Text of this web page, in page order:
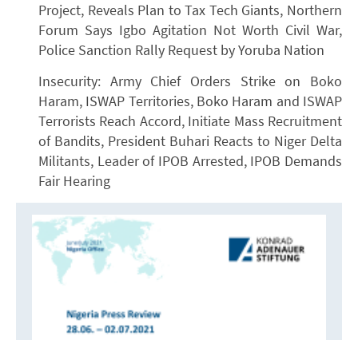
Project, Reveals Plan to Tax Tech Giants, Northern
Forum Says Igbo Agitation Not Worth Civil War,
Police Sanction Rally Request by Yoruba Nation
Insecurity: Army Chief Orders Strike on Boko
Haram, ISWAP Territories, Boko Haram and ISWAP
Terrorists Reach Accord, Initiate Mass Recruitment
of Bandits, President Buhari Reacts to Niger Delta
Militants, Leader of IPOB Arrested, IPOB Demands
Fair Hearing